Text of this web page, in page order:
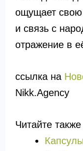
ощущает свою
и связь с
отражение в
ссылка на
Nikk.Agency
Читайте также